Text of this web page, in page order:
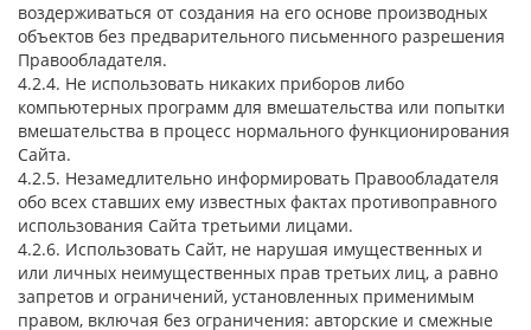
воздерживаться от создания на его основе производных
объектов без предварительного письменного разрешения
Правообладателя.
4.2.4. Не использовать никаких приборов либо
компьютерных программ для вмешательства или попытки
вмешательства в процесс нормального функционирования
Сайта.
4.2.5. Незамедлительно информировать Правообладателя
обо всех ставших ему известных фактах противоправного
использования Сайта третьими лицами.
4.2.6. Использовать Сайт, не нарушая имущественных и
или личных неимущественных прав третьих лиц, а равно
запретов и ограничений, установленных применимым
правом, включая без ограничения: авторские и смежные